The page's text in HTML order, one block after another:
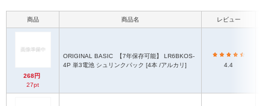
商品 商品名 レビュー
268円
27pt
ORIGINAL BASIC
4P 単3電池 シュリンクパック [4本 /アルカリ]
4.4